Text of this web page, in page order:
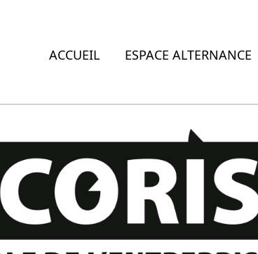
ACCUEIL ESPACE ALTERNANCE